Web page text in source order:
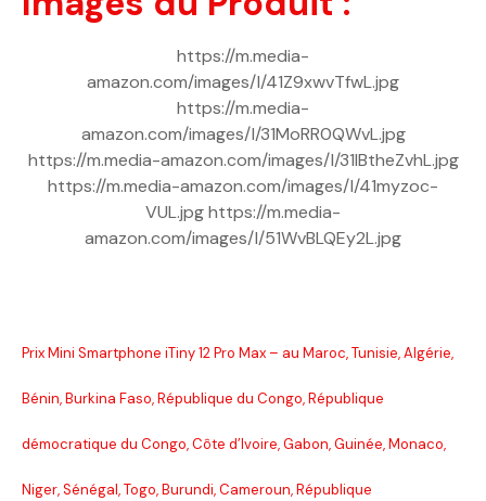
https://m.media-
amazon.com/images/I/41Z9xwvTfwL.jpg
https://m.media-
amazon.com/images/I/31MoRR0QWvL.jpg
https://m.media-amazon.com/images/I/31IBtheZvhL.jpg
https://m.media-amazon.com/images/I/41myzoc-
VUL.jpg https://m.media-
amazon.com/images/I/51WvBLQEy2L.jpg
Prix Mini Smartphone iTiny 12 Pro Max – au Maroc, Tunisie, Algérie,
Bénin, Burkina Faso, République du Congo, République
démocratique du Congo, Côte d’Ivoire, Gabon, Guinée, Monaco,
Niger, Sénégal, Togo, Burundi, Cameroun, République